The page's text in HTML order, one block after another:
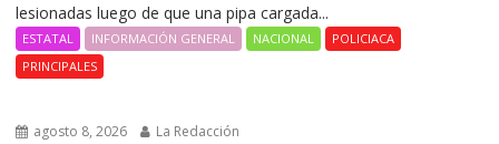
lesionadas luego de que una pipa cargada...
ESTATAL INFORMACIÓN GENERAL NACIONAL
POLICIACA
PRINCIPALES
agosto 8, 2026 La Redacción